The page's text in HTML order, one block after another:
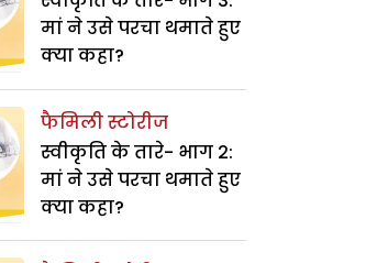
मां ने उसे परचा थमाते हुए
क्या कहा?
फैमिली स्टोरीज
स्वीकृति के तारे- भाग 2:
मां ने उसे परचा थमाते हुए
क्या कहा?